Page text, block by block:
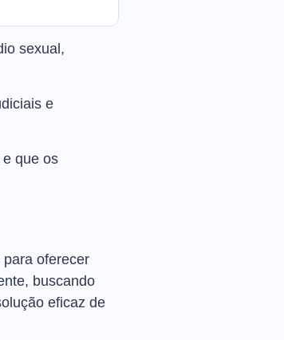
sexual,
e
que os
oferecer
buscando
eficaz de